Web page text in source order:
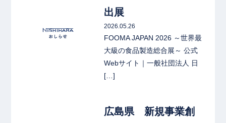
出展
2026.05.26
FOOMA JAPAN 2026 ～世界最
大級の食品製造総合展～ 公式
Webサイト｜一般社団法人 日
[…]
広島県 新規事業創